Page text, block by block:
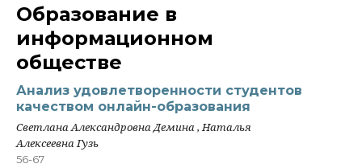
Образование в
информационном
обществе
Анализ удовлетворенности студентов
качеством онлайн-образования
Светлана Александровна Демина , Наталья
Алексеевна Гузь
56-67